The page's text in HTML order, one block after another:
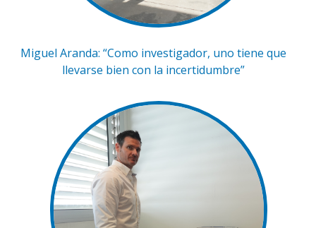
Miguel Aranda: “Como investigador, uno tiene que
llevarse bien con la incertidumbre”